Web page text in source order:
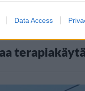
Data Access